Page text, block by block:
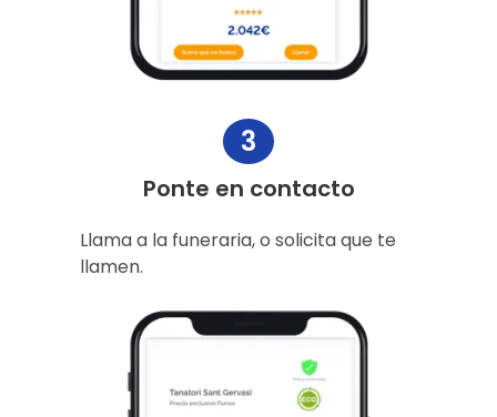
3
Ponte en contacto
Llama a la funeraria, o solicita que te
llamen.